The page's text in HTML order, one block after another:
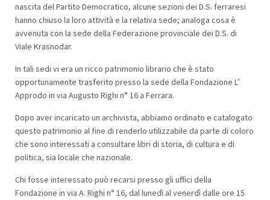
nascita del Partito Democratico, alcune sezioni dei D.S. ferraresi
hanno chiuso la loro attività e la relativa sede; analoga cosa è
avvenuta con la sede della Federazione provinciale dei D.S. di
Viale Krasnodar.
In tali sedi vi era un ricco patrimonio librario che è stato
opportunamente trasferito presso la sede della Fondazione L’
Approdo in via Augusto Righi n° 16 a Ferrara.
Dopo aver incaricato un archivista, abbiamo ordinato e catalogato
questo patrimonio al fine di renderlo utilizzabile da parte di coloro
che sono interessati a consultare libri di storia, di cultura e di
politica, sia locale che nazionale.
Chi fosse interessato può recarsi presso gli uffici della
Fondazione in via A. Righi n° 16, dal lunedì al venerdì dalle ore 15